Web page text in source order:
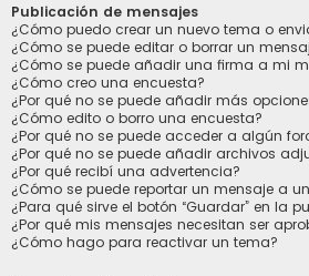
Publicación de mensajes
¿Cómo puedo crear un nuevo tema o
¿Cómo se puede editar o borrar un
¿Cómo se puede añadir una firma a mi
¿Cómo creo una encuesta?
¿Por qué no se puede añadir más
¿Cómo edito o borro una encuesta?
¿Por qué no se puede acceder a algún
¿Por qué no se puede añadir archivos
¿Por qué recibí una advertencia?
¿Cómo se puede reportar un mensaje a
¿Para qué sirve el botón “Guardar” en la
¿Por qué mis mensajes necesitan ser
¿Cómo hago para reactivar un tema?